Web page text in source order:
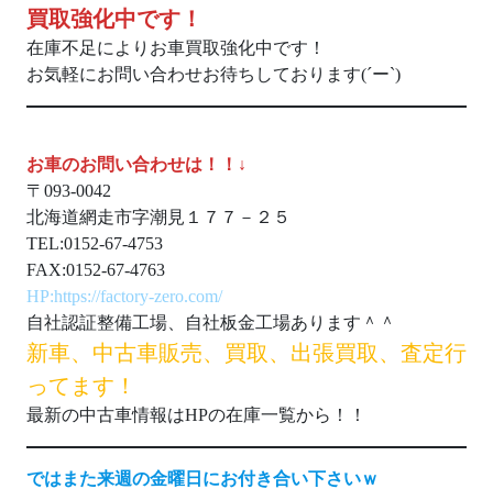
買取強化中です！
在庫不足によりお車買取強化中です！
お気軽にお問い合わせお待ちしております(´ー`)
お車のお問い合わせは！！↓
〒093-0042
北海道網走市字潮見１７７－２５
TEL:0152-67-4753
FAX:0152-67-4763
HP:https://factory-zero.com/
自社認証整備工場、自社板金工場あります＾＾
新車、中古車販売、買取、出張買取、査定行
ってます！
最新の中古車情報はHPの在庫一覧から！！
ではまた来週の金曜日にお付き合い下さいｗ